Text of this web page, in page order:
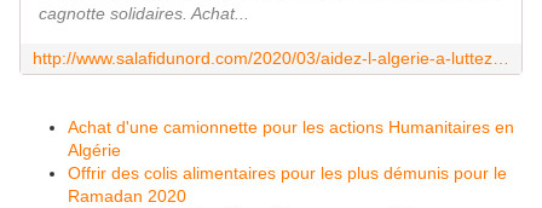
cagnotte solidaires. Achat...
Achat d'une camionnette pour les actions Humanitaires en
Algérie
Offrir des colis alimentaires pour les plus démunis pour le
Ramadan 2020